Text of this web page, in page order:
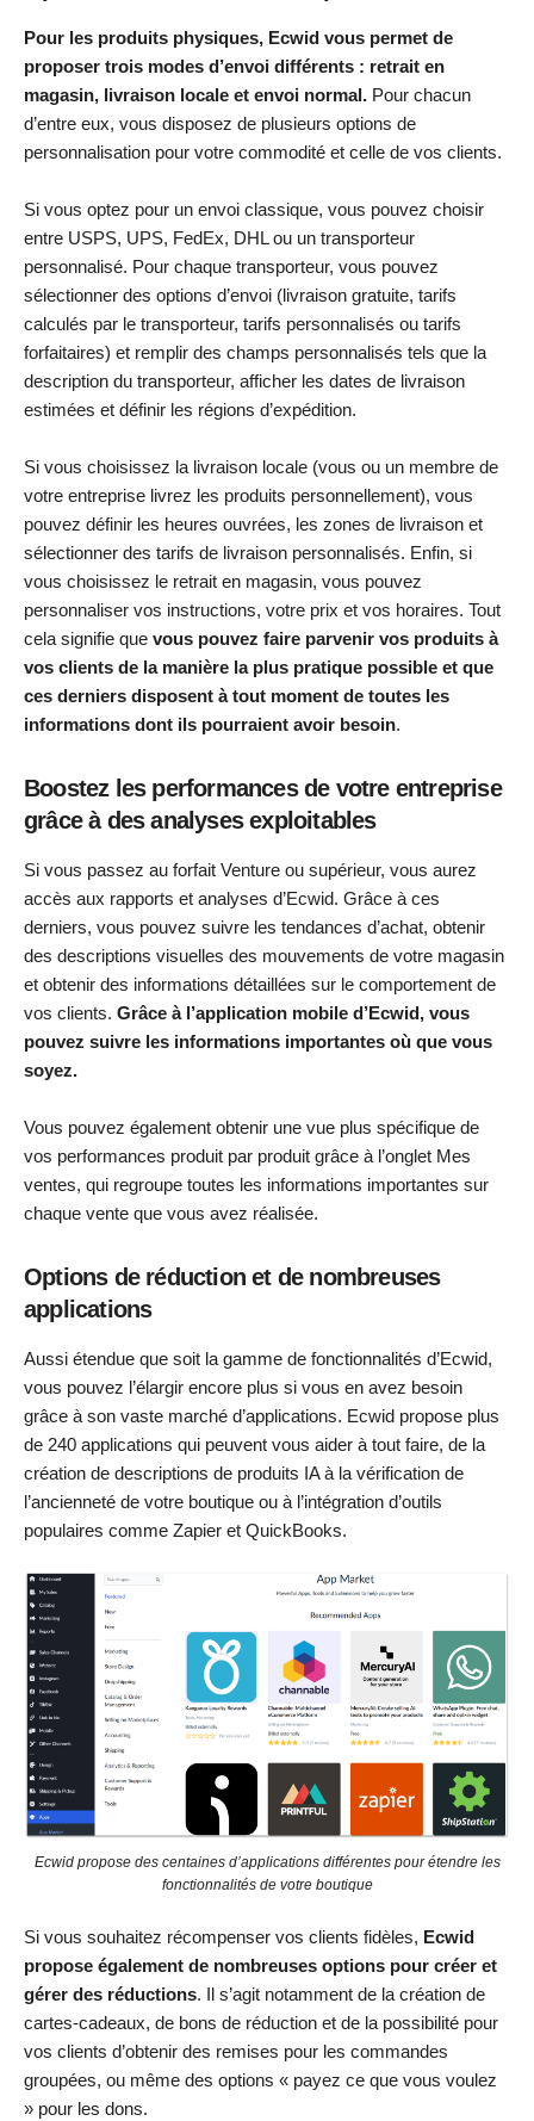
Pour les produits physiques, Ecwid vous permet de
proposer trois modes d’envoi différents : retrait en
magasin, livraison locale et envoi normal. Pour chacun
d’entre eux, vous disposez de plusieurs options de
personnalisation pour votre commodité et celle de vos clients.
Si vous optez pour un envoi classique, vous pouvez choisir
entre USPS, UPS, FedEx, DHL ou un transporteur
personnalisé. Pour chaque transporteur, vous pouvez
sélectionner des options d’envoi (livraison gratuite, tarifs
calculés par le transporteur, tarifs personnalisés ou tarifs
forfaitaires) et remplir des champs personnalisés tels que la
description du transporteur, afficher les dates de livraison
estimées et définir les régions d’expédition.
Si vous choisissez la livraison locale (vous ou un membre de
votre entreprise livrez les produits personnellement), vous
pouvez définir les heures ouvrées, les zones de livraison et
sélectionner des tarifs de livraison personnalisés. Enfin, si
vous choisissez le retrait en magasin, vous pouvez
personnaliser vos instructions, votre prix et vos horaires. Tout
cela signifie que vous pouvez faire parvenir vos produits à
vos clients de la manière la plus pratique possible et que
ces derniers disposent à tout moment de toutes les
informations dont ils pourraient avoir besoin.
Boostez les performances de votre entreprise
grâce à des analyses exploitables
Si vous passez au forfait Venture ou supérieur, vous aurez
accès aux rapports et analyses d’Ecwid. Grâce à ces
derniers, vous pouvez suivre les tendances d’achat, obtenir
des descriptions visuelles des mouvements de votre magasin
et obtenir des informations détaillées sur le comportement de
vos clients. Grâce à l’application mobile d’Ecwid, vous
pouvez suivre les informations importantes où que vous
soyez.
Vous pouvez également obtenir une vue plus spécifique de
vos performances produit par produit grâce à l’onglet Mes
ventes, qui regroupe toutes les informations importantes sur
chaque vente que vous avez réalisée.
Options de réduction et de nombreuses
applications
Aussi étendue que soit la gamme de fonctionnalités d’Ecwid,
vous pouvez l’élargir encore plus si vous en avez besoin
grâce à son vaste marché d’applications. Ecwid propose plus
de 240 applications qui peuvent vous aider à tout faire, de la
création de descriptions de produits IA à la vérification de
l’ancienneté de votre boutique ou à l’intégration d’outils
populaires comme Zapier et QuickBooks.
Ecwid propose des centaines d’applications différentes pour étendre les
fonctionnalités de votre boutique
Si vous souhaitez récompenser vos clients fidèles, Ecwid
propose également de nombreuses options pour créer et
gérer des réductions. Il s’agit notamment de la création de
cartes-cadeaux, de bons de réduction et de la possibilité pour
vos clients d’obtenir des remises pour les commandes
groupées, ou même des options « payez ce que vous voulez
» pour les dons.